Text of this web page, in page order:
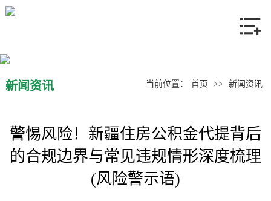
产品中心
联系我们
新闻资讯 当前位置： 首页 >> 新闻资讯
警惕风险！新疆住房公积金代提背后
的合规边界与常见违规情形深度梳理
(风险警示语)